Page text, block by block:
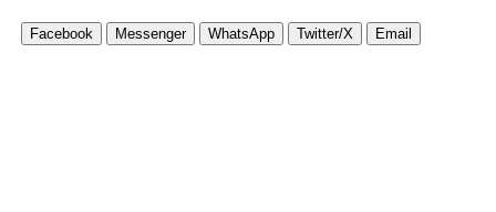
Facebook Messenger WhatsApp Twitter/X Email